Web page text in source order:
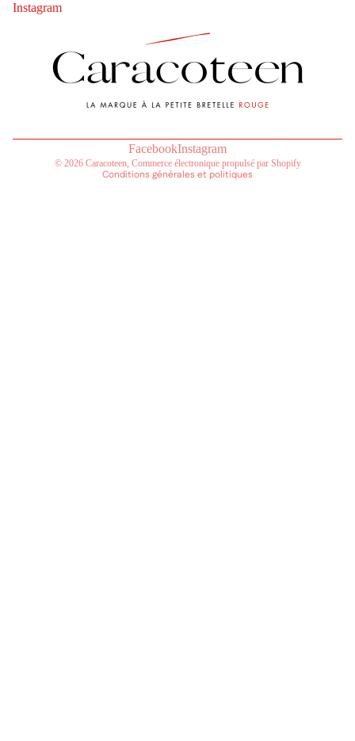
Instagram
FacebookInstagram
© 2026 Caracoteen, Commerce électronique propulsé par Shopify
Conditions générales et politiques
Coordonnées
Politique de confidentialité
Conditions d’utilisation
Politique d’expédition
Conditions générales de vente